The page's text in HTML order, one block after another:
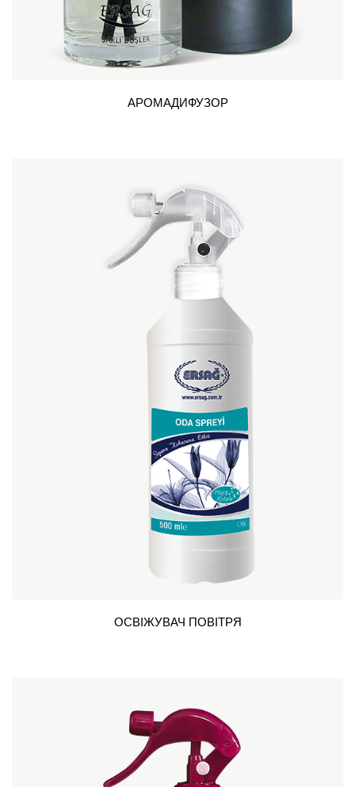
АРОМАДИФУЗОР
ОСВІЖУВАЧ ПОВІТРЯ